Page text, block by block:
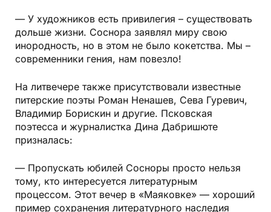
— У художников есть привилегия – существовать
дольше жизни. Соснора заявлял миру свою
инородность, но в этом не было кокетства. Мы –
современники гения, нам повезло!
На литвечере также присутствовали известные
питерские поэты Роман Ненашев, Сева Гуревич,
Владимир Борискин и другие. Псковская
поэтесса и журналистка Дина Дабришюте
призналась:
— Пропускать юбилей Сосноры просто нельзя
тому, кто интересуется литературным
процессом. Этот вечер в «Маяковке» — хороший
пример сохранения литературного наследия